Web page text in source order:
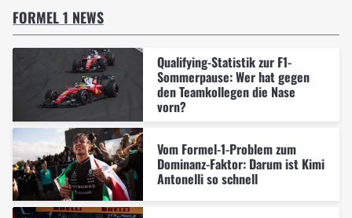
FORMEL 1 NEWS
Qualifying-Statistik zur F1-
Sommerpause: Wer hat gegen
den Teamkollegen die Nase
vorn?
Vom Formel-1-Problem zum
Dominanz-Faktor: Darum ist Kimi
Antonelli so schnell